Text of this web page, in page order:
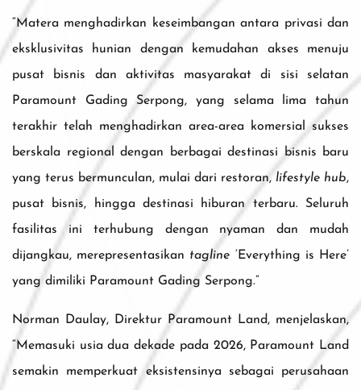
“Matera menghadirkan keseimbangan antara privasi dan
eksklusivitas hunian dengan kemudahan akses menuju
pusat bisnis dan aktivitas masyarakat di sisi selatan
Paramount Gading Serpong, yang selama lima tahun
terakhir telah menghadirkan area-area komersial sukses
berskala regional dengan berbagai destinasi bisnis baru
yang terus bermunculan, mulai dari restoran, lifestyle hub,
pusat bisnis, hingga destinasi hiburan terbaru. Seluruh
fasilitas ini terhubung dengan nyaman dan mudah
dijangkau, merepresentasikan tagline ‘Everything is Here’
yang dimiliki Paramount Gading Serpong.”
Norman Daulay, Direktur Paramount Land, menjelaskan,
“Memasuki usia dua dekade pada 2026, Paramount Land
semakin memperkuat eksistensinya sebagai perusahaan